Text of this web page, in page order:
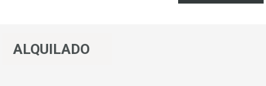
ALQUILADO